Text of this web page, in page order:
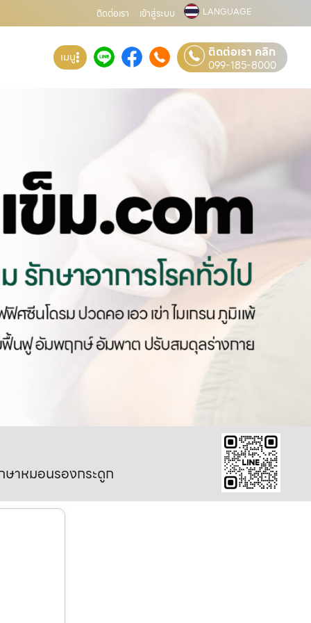
ติดต่อเรา เข้าสู่ระบบ LANGUAGE
เมนู ติดต่อเรา คลิก
099-185-8000
ษาหมอนรองกระดูก